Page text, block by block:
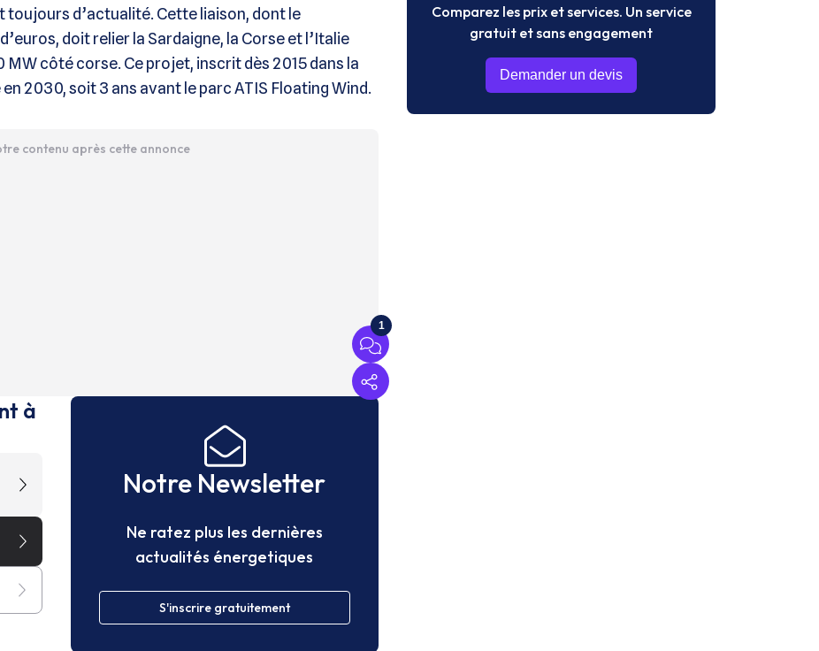
toujours d’actualité. Cette liaison, dont le
doit relier la Sardaigne, la Corse et l’Italie
côté corse. Ce projet, inscrit dès 2015 dans la
2030, soit 3 ans avant le parc ATIS Floating Wind.
contenu après cette annonce
1
à
Notre Newsletter
Ne ratez plus les dernières
actualités énergetiques
S'inscrire gratuitement
Comparez les prix et services. Un service
gratuit et sans engagement
Demander un devis